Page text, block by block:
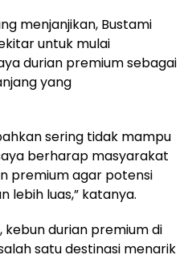
menjanjikan, Bustami
untuk mulai
durian premium sebagai
yang
sering tidak mampu
berharap masyarakat
premium agar potensi
lebih luas,” katanya.
durian premium di
satu destinasi menarik